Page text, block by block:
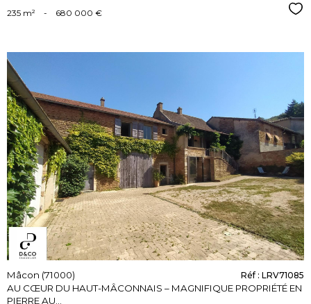
235 m² - 680 000 €
voir le
bien
Mâcon (71000)
AU CŒUR DU HAUT-MÂCONNAIS – MAGNIFIQUE PROPRIÉTÉ EN
PIERRE AU...
Réf : LRV71085